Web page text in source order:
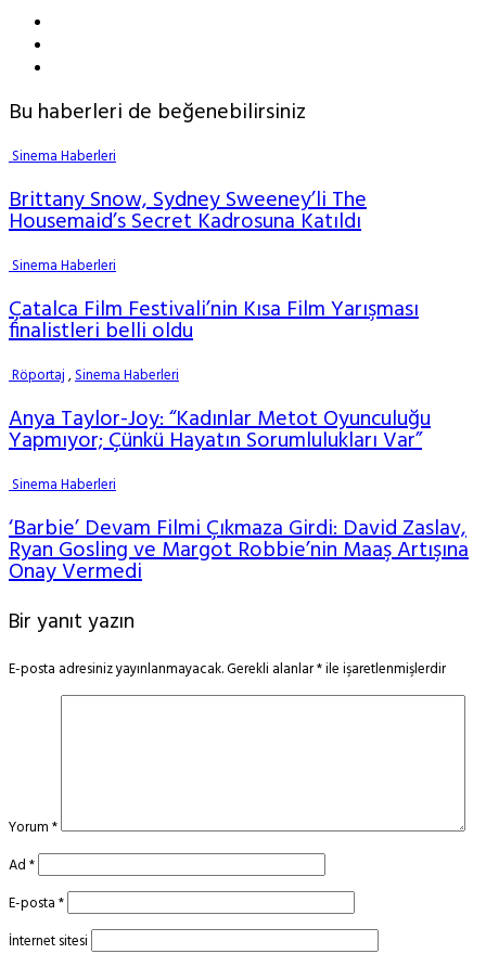
Bu haberleri de beğenebilirsiniz
Sinema Haberleri
Brittany Snow, Sydney Sweeney’li The
Housemaid’s Secret Kadrosuna Katıldı
Sinema Haberleri
Çatalca Film Festivali’nin Kısa Film Yarışması
finalistleri belli oldu
Röportaj,Sinema Haberleri
Anya Taylor-Joy: “Kadınlar Metot Oyunculuğu
Yapmıyor; Çünkü Hayatın Sorumlulukları Var”
Sinema Haberleri
‘Barbie’ Devam Filmi Çıkmaza Girdi: David Zaslav,
Ryan Gosling ve Margot Robbie’nin Maaş Artışına
Onay Vermedi
Bir yanıt yazın
E-posta adresiniz yayınlanmayacak.Gerekli alanlar*ile işaretlenmişlerdir
Yorum*
Ad*
E-posta*
İnternet sitesi